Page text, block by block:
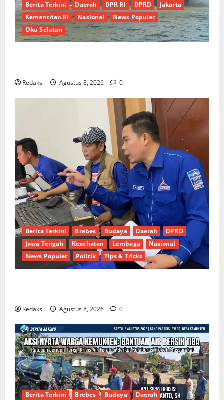
Berita Terkini Daerah DPR RI DPRD
Jakarta
Kementrian RI
Nasional
News Populer
Oku Selatan
Redaksi Agustus 8, 2026 0
Berita Terkini Brebes Budaya Daerah
DPRD
Jawa Tengah
Kesehatan Lembaga
Nasional
News Populer
Politik Tips & Tricks
Redaksi Agustus 8, 2026 0
Berita Terkini Brebes Budaya
Daerah